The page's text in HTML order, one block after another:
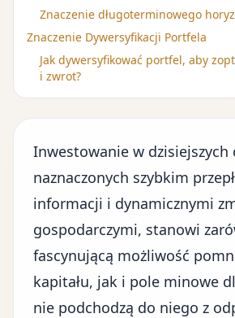
Znaczenie długoterminowego
Znaczenie Dywersyfikacji Portfela
Jak dywersyfikować portfel, aby
i zwrot?
Inwestowanie w dzisiejszych
naznaczonych szybkim
informacji i dynamicznymi
gospodarczymi, stanowi
fascynującą możliwość
kapitału, jak i pole minowe
nie podchodzą do niego z